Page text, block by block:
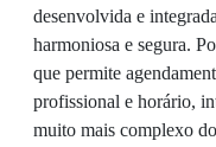
desenvolvida e
harmoniosa e segura.
que permite
profissional e horário,
muito mais complexo